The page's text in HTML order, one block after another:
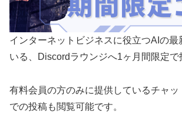
インターネットビジネスに役立つAIの最
いる、Discordラウンジへ1ヶ月間限定で
有料会員の方のみに提供しているチャッ
での投稿も閲覧可能です。